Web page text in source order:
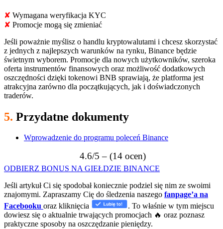
✘ Wymagana weryfikacja KYC
✘ Promocje mogą się zmieniać
Jeśli poważnie myślisz o handlu kryptowalutami i chcesz skorzystać
z jednych z najlepszych warunków na rynku, Binance będzie
świetnym wyborem. Promocje dla nowych użytkowników, szeroka
oferta instrumentów finansowych oraz możliwość dodatkowych
oszczędności dzięki tokenowi BNB sprawiają, że platforma jest
atrakcyjna zarówno dla początkujących, jak i doświadczonych
traderów.
5. Przydatne dokumenty
Wprowadzenie do programu poleceń Binance
4.6/5 – (14 ocen)
ODBIERZ BONUS NA GIEŁDZIE BINANCE
Jeśli artykuł Ci się spodobał koniecznie podziel się nim ze swoimi
znajomymi. Zapraszamy Cię do śledzenia naszego fanpage’a na
Facebooku oraz kliknięcia
. To właśnie w tym miejscu
dowiesz się o aktualnie trwających promocjach 🔥 oraz poznasz
praktyczne sposoby na oszczędzanie pieniędzy.